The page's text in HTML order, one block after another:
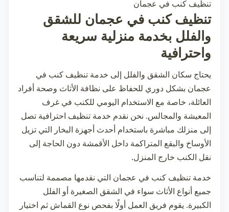
تنظيف كنب في عجمان
تنظيف كنب في عجمان للشقق
والفلل بخدمة منزلية سريعة
واحترافية
يحتاج سكان الشقق والفلل إلى خدمة تنظيف كنب في
عجمان بشكل دوري للحفاظ على نظافة الأثاث وصحة أفراد
العائلة، خاصة مع الاستخدام اليومي للكنب في غرف
المعيشة والمجالس. نحن نقدم خدمة تنظيف احترافية تصل
إلى منزلك مباشرة باستخدام أحدث أجهزة البخار التي تزيل
الأوساخ والبقع المتراكمة داخل الأقمشة دون الحاجة إلى
نقل الكنب خارج المنزل.
خدمة تنظيف كنب في عجمان التي نقدمها مصممة لتناسب
جميع أنواع الأثاث سواء في الشقق الصغيرة أو الفلل
الكبيرة. يقوم فريق العمل أولًا بفحص نوع القماش ثم اختيار